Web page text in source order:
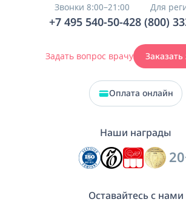
Звонки 8:00–21:00
+7 495 540-50-42
Для
8 (800)
Задать вопрос врачу Заказать
Оплата онлайн
Наши награды
Оставайтесь с нами